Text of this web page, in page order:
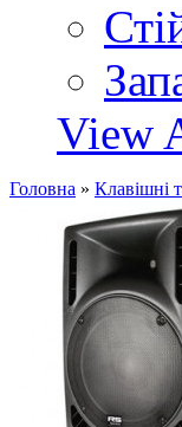
View
Головна » Клавішні